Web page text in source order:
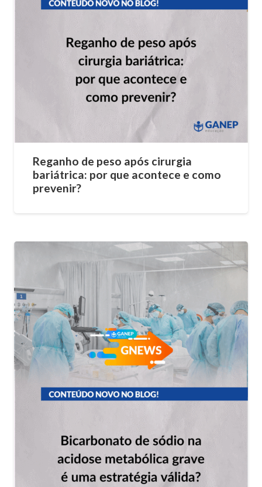
Reganho de peso após cirurgia
bariátrica: por que acontece e como
prevenir?